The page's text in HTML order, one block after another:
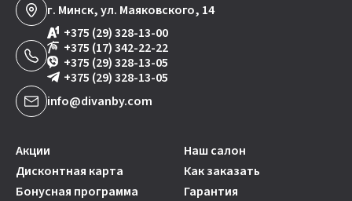
г. Минск, ул. Маяковского, 14
+375 (29) 328-13-00
+375 (17) 342-22-22
+375 (29) 328-13-05
+375 (29) 328-13-05
info@divanby.com
Акции
Наш салон
Дисконтная карта
Как заказать
Бонусная программа
Гарантия